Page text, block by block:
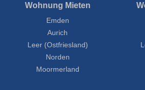
Wohnung Mieten
Emden
Aurich
Leer (Ostfriesland)
Norden
Moormerland